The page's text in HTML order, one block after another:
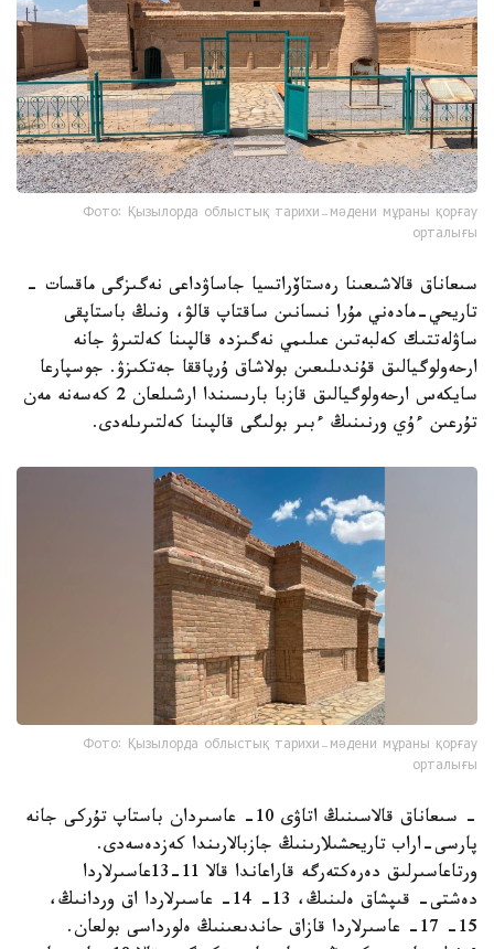
Фото: Қызылорда облыстық тарихи-мәдени мұраны қорғау
орталығы
سىعاناق قالاشىعىنا رەستاۆراتسيا جاساۋداعى نەگىزگى ماقسات -
تاريحي-مادەني مۇرا نىسانىن ساقتاپ قالۋ، ونىڭ باستاپقى
ساۋلەتتىك كەلبەتىن عىلىمي نەگىزدە قالپىنا كەلتىرۋ جانە
ارحەولوگيالىق قۇندىلىعىن بولاشاق ۇرپاققا جەتكىزۋ. جوسپارعا
سايكەس ارحەولوگيالىق قازبا بارىسىندا ارشىلعان 2 كەسەنە مەن
تۇرعىن ءۇي ورنىنىڭ ءبىر بولىگى قالپىنا كەلتىرىلەدى.
Фото: Қызылорда облыстық тарихи-мәдени мұраны қорғау
орталығы
- سىعاناق قالاسىنىڭ اتاۋى 10- عاسىردان باستاپ تۇركى جانە
پارسى-اراب تاريحشىلارىنىڭ جازبالارىندا كەزدەسەدى.
ورتاعاسىرلىق دەرەكتەرگە قاراعاندا قالا 11-13عاسىرلاردا
دەشتى- قىپشاق ەلىنىڭ، 13- 14- عاسىرلاردا اق وردانىڭ،
15- 17- عاسىرلاردا قازاق حاندىعىنىڭ ەلورداسى بولعان.